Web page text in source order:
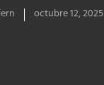
octubre 12, 2025